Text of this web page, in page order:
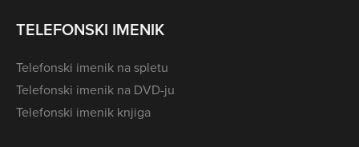
TELEFONSKI IMENIK
Telefonski imenik na spletu
Telefonski imenik na DVD-ju
Telefonski imenik knjiga